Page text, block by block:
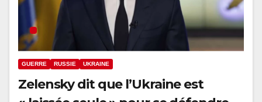
GUERRE RUSSIE UKRAINE
Zelensky dit que l’Ukraine est